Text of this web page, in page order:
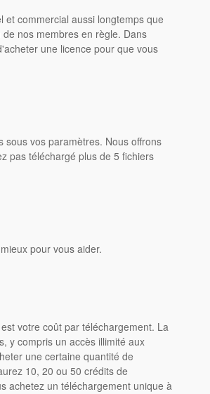
et commercial aussi longtemps que
nos membres en règle. Dans
une licence pour que vous
sous vos paramètres. Nous offrons
pas téléchargé plus de 5 fichiers
pour vous aider.
votre coût par téléchargement. La
y compris un accès illimité aux
une certaine quantité de
10, 20 ou 50 crédits de
achetez un téléchargement unique à